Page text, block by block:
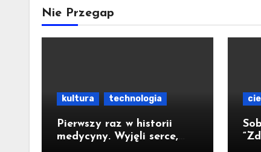
Nie Przegap
kultura technologia
Pierwszy raz w historii
medycyny. Wyjęli serce,